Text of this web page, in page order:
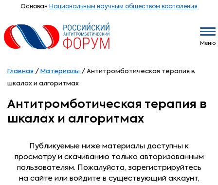
Основан Национальным научным обществом воспаления
Меню
Главная / Материалы / Антитромботическая терапия в
шкалах и алгоритмах
Антитромботическая терапия в
шкалах и алгоритмах
Публикуемые ниже материалы доступны к
просмотру и скачиванию только авторизованным
пользователям. Пожалуйста, зарегистрируйтесь
на сайте или войдите в существующий аккаунт,